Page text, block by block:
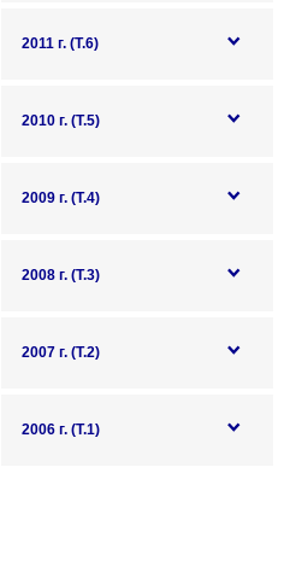
2011 г. (Т.6)
2010 г. (Т.5)
2009 г. (Т.4)
2008 г. (Т.3)
2007 г. (Т.2)
2006 г. (Т.1)